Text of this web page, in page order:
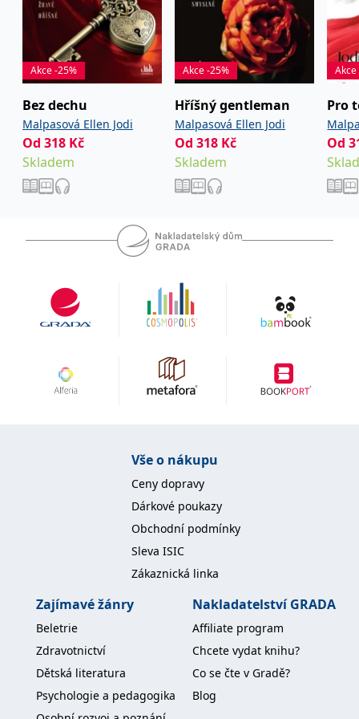
Akce -25%
Bez dechu
Malpasová Ellen Jodi
Od 318 Kč
Skladem
Akce -25%
Hříšný gentleman
Malpasová Ellen Jodi
Od318 Kč
Skladem
Pro
Od
Vše o nákupu
Ceny dopravy
Dárkové poukazy
Obchodní podmínky
Sleva ISIC
Zákaznická linka
Zajímavé žánry
Beletrie
Zdravotnictví
Dětská literatura
Psychologie a pedagogika
Nakladatelství GRADA
Affiliate program
Chcete vydat knihu?
Co se čte v Gradě?
Blog